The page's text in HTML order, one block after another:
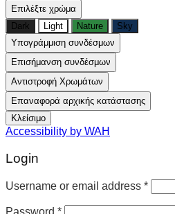
Επιλέξτε χρώμα
Dark
Light Nature
Sky
Υπογράμμιση συνδέσμων
Επισήμανση συνδέσμων
Αντιστροφή Χρωμάτων
Επαναφορά αρχικής κατάστασης
Κλείσιμο
Accessibility by WAH
Login
Username or email address *
Password *